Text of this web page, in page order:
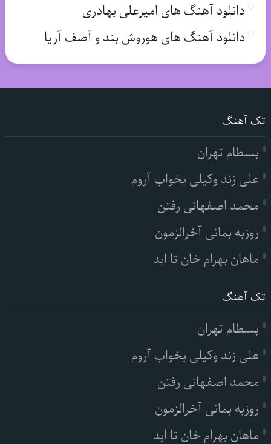
دانلود آهنگ های امیرعلی بهادری
دانلود آهنگ های هوروش بند و آصف آریا
تک آهنگ
بسطام تهران
علی زند وکیلی بخواب آروم
محمد اصفهانی رفتن
روزبه بمانی آخرالزمون
ماهان بهرام خان تا ابد
تک آهنگ
بسطام تهران
علی زند وکیلی بخواب آروم
محمد اصفهانی رفتن
روزبه بمانی آخرالزمون
ماهان بهرام خان تا ابد